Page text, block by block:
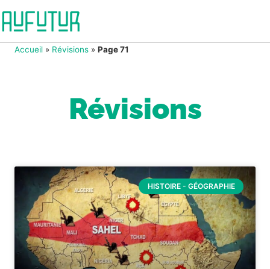
Accueil » Révisions » Page 71
Révisions
HISTOIRE - GÉOGRAPHIE